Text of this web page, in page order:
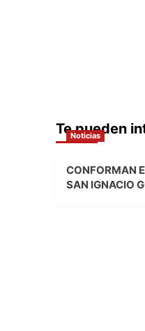
Te pueden
Noticias
CONFORMAN
SAN IGNACIO